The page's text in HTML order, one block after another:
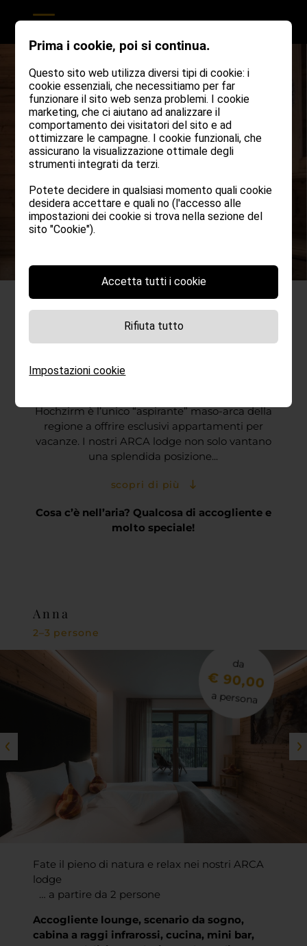
Semplici, moderni,
accoglienti!
I masi-arca si impegnano per la protezione di
Hochzirm è l’unico “aspirante” maso-arca della
regione a offrire esclusivi appartamenti per
vacanze. I nostri ARCA lodge non solo vantano
una splendida posizione...
scopri di più
Cosa c’è nell’aria? Qualcosa di accogliente e
molto speciale!
Anna
2–3 persone
da
€ 90,00
a persona
Fate il pieno di natura e relax nei nostri ARCA
lodge
… a partire da 2 persone
Accogliente lounge, scenario da sogno,
cabina a raggi infrarossi, cucina, mini bar,
Prima i cookie, poi si continua.
Questo sito web utilizza diversi tipi di cookie: i
cookie essenziali, che necessitiamo per far
funzionare il sito web senza problemi. I cookie
marketing, che ci aiutano ad analizzare il
comportamento dei visitatori del sito e ad
ottimizzare le campagne. I cookie funzionali, che
assicurano la visualizzazione ottimale degli
strumenti integrati da terzi.
Potete decidere in qualsiasi momento quali cookie
desidera accettare e quali no (l'accesso alle
impostazioni dei cookie si trova nella sezione del
sito "Cookie").
Impostazioni cookie
Accetta tutti i cookie
Rifiuta tutto